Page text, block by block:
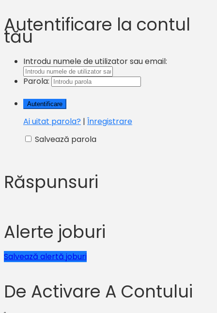
Autentificare la contul
tău
Introdu numele de utilizator sau email:
Parola:
Ai uitat parola? | Înregistrare
Salvează parola
Răspunsuri
Alerte joburi
Salvează alertă joburi
De Activare A Contului